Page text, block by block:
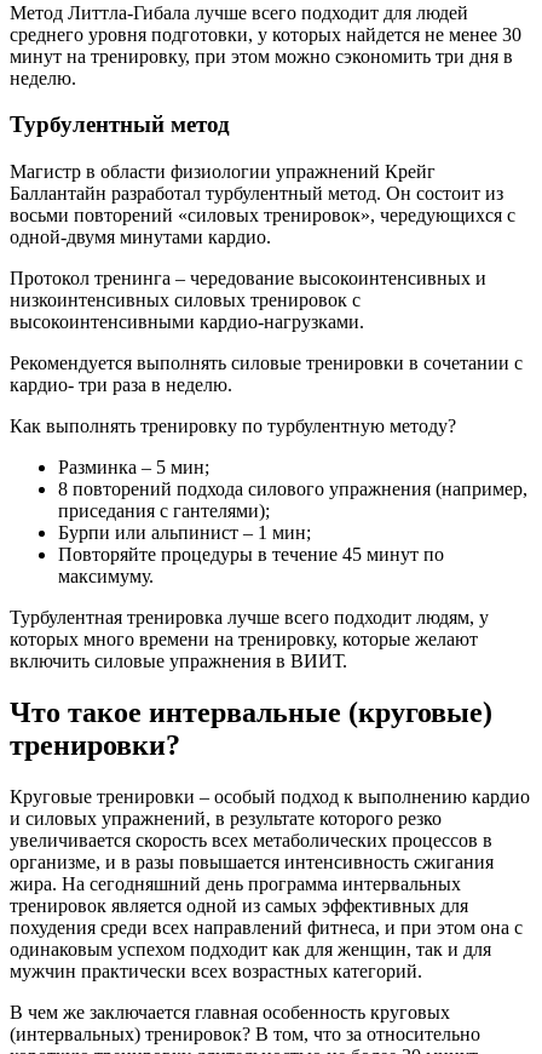
Метод Литтла-Гибала лучше всего подходит для людей
среднего уровня подготовки, у которых найдется не менее 30
минут на тренировку, при этом можно сэкономить три дня в
неделю.
Турбулентный метод
Магистр в области физиологии упражнений Крейг
Баллантайн разработал турбулентный метод. Он состоит из
восьми повторений «силовых тренировок», чередующихся с
одной-двумя минутами кардио.
Протокол тренинга – чередование высокоинтенсивных и
низкоинтенсивных силовых тренировок с
высокоинтенсивными кардио-нагрузками.
Рекомендуется выполнять силовые тренировки в сочетании с
кардио- три раза в неделю.
Как выполнять тренировку по турбулентную методу?
Разминка – 5 мин;
8 повторений подхода силового упражнения (например,
приседания с гантелями);
Бурпи или альпинист – 1 мин;
Повторяйте процедуры в течение 45 минут по
максимуму.
Турбулентная тренировка лучше всего подходит людям, у
которых много времени на тренировку, которые желают
включить силовые упражнения в ВИИТ.
Что такое интервальные (круговые)
тренировки?
Круговые тренировки – особый подход к выполнению кардио
и силовых упражнений, в результате которого резко
увеличивается скорость всех метаболических процессов в
организме, и в разы повышается интенсивность сжигания
жира. На сегодняшний день программа интервальных
тренировок является одной из самых эффективных для
похудения среди всех направлений фитнеса, и при этом она с
одинаковым успехом подходит как для женщин, так и для
мужчин практически всех возрастных категорий.
В чем же заключается главная особенность круговых
(интервальных) тренировок? В том, что за относительно